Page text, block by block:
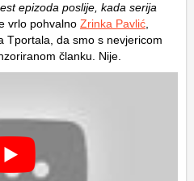
epizoda poslije, kada serija
vrlo pohvalno Zrinka Pavlić
Tportala, da smo s nevjericom
članku. Nije.